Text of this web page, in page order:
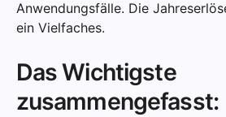
Anwendungsfälle. Die
ein Vielfaches.
Das Wichtigste
zusammengefasst: